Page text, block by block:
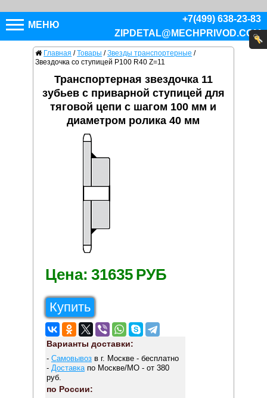
МЕНЮ
+7(499) 638-23-83
ZIPDETAL@MECHPRIVOD.COM
Главная / Товары / Звезды транспортерные /
Звездочка со ступицей P100 R40 Z=11
Транспортерная звездочка 11
зубьев с приварной ступицей для
тяговой цепи с шагом 100 мм и
диаметром ролика 40 мм
Цена: 31635 РУБ
Купить
Варианты доставки:
- Самовывозв г. Москве - бесплатно
- Доставкапо Москве/МО - от 380
руб.
по России: